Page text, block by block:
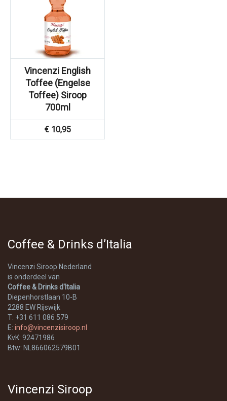
Vincenzi English
Toffee (Engelse
Toffee) Siroop
700ml
€10,95
Coffee & Drinks d’Italia
Vincenzi Siroop Nederland
is onderdeel van
Coffee & Drinks d'Italia
Diepenhorstlaan 10-B
2288 EW Rijswijk
T: +31 611 086 579
E: info@vincenzisiroop.nl
KvK: 92471986
Btw: NL866062579B01
Vincenzi Siroop